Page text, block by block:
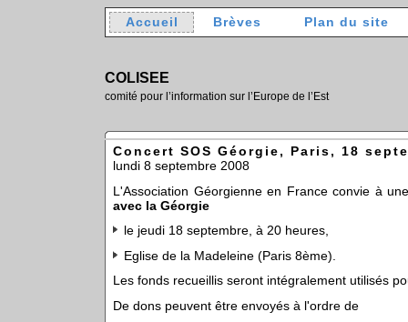
Accueil Brèves Plan du site
COLISEE
comité pour l’information sur l’Europe de l’Est
Concert SOS Géorgie, Paris, 18
lundi 8 septembre 2008
L'Association Géorgienne en France convie à
avec la Géorgie
le jeudi 18 septembre, à 20 heures,
Eglise de la Madeleine (Paris 8ème).
Les fonds recueillis seront intégralement utilisés
De dons peuvent être envoyés à l'ordre de